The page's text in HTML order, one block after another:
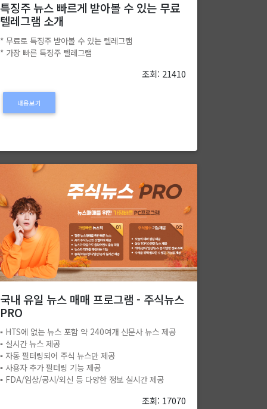
특징주 뉴스 빠르게 받아볼 수 있는 무료
텔레그램 소개
* 무료로 특징주 받아볼 수 있는 텔레그램
* 가장 빠른 특징주 텔레그램
조회: 21410
내용보기
국내 유일 뉴스 매매 프로그램 - 주식뉴스
PRO
▪️ HTS에 없는 뉴스 포함 약 240여개 신문사 뉴스 제공
▪️ 실시간 뉴스 제공
▪️ 자동 필터링되어 주식 뉴스만 제공
▪️ 사용자 추가 필터링 기능 제공
▪️ FDA/임상/공시/외신 등 다양한 정보 실시간 제공
조회: 17070